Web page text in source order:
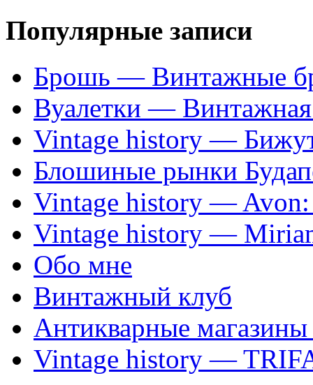
Популярные записи
Брошь — Винтажные
Вуалетки — Винтажная
Vintage history —
Блошиные рынки
Vintage history —
Vintage history —
Обо мне
Винтажный клуб
Антикварные
Vintage history —